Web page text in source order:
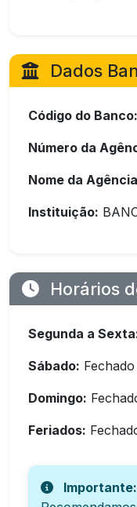
Dados
Código do Banco:
Número da
Nome da
Instituição:
Horários
Segunda a
Sábado: Fechado
Domingo:
Feriados:
Importante: